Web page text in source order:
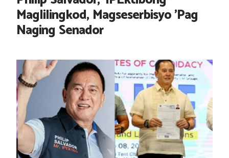
Maglilingkod, Magseserbisyo 'Pag
Naging Senador